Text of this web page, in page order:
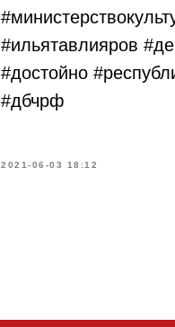
#ильятавлияров
#достойно
#дбчрф
2021-06-03 18:12